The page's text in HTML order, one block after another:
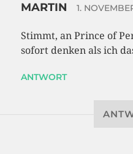
MARTIN 1.
Stimmt, an Prince of
sofort denken als ich
ANTWORT